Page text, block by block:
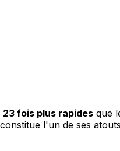
23 fois plus rapides que
l'un de ses